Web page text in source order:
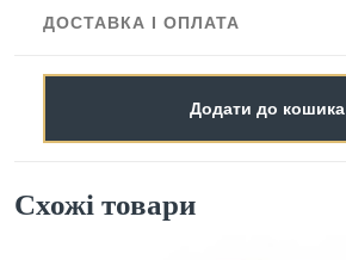
ДОСТАВКА І ОПЛАТА
Додати до кошика
Схожі товари